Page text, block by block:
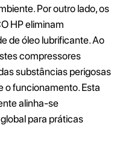
Por outro lado, os
HP eliminam
de óleo lubrificante. Ao
compressores
substâncias perigosas
o funcionamento. Esta
alinha-se
para práticas